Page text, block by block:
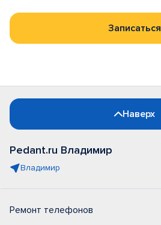
Записаться
Наверх
Pedant.ru Владимир
Владимир
Ремонт телефонов